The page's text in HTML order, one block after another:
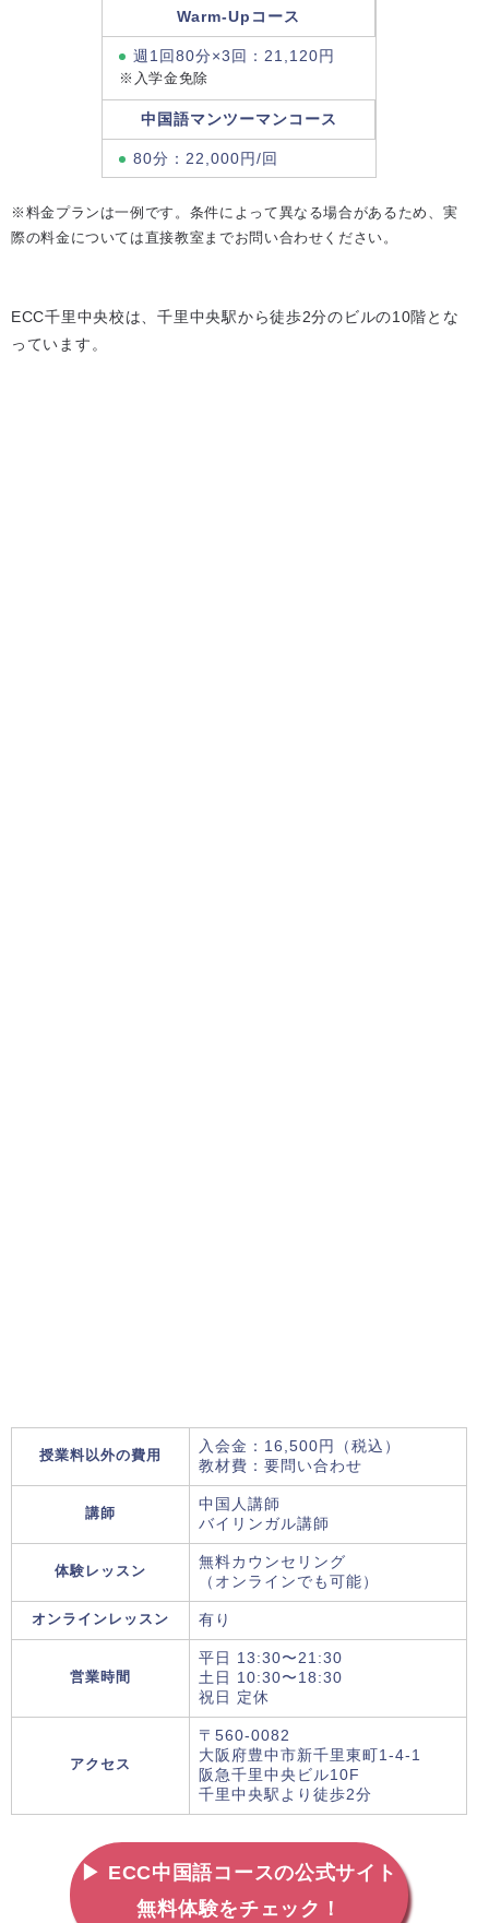
Warm-Upコース
週1回80分×3回：21,120円
※入学金免除
中国語マンツーマンコース
80分：22,000円/回
※料金プランは一例です。条件によって異なる場合があるため、実
際の料金については直接教室までお問い合わせください。
ECC千里中央校は、千里中央駅から徒歩2分のビルの10階とな
っています。
授業料以外の費用
入会金：16,500円（税込）
教材費：要問い合わせ
講師
中国人講師
バイリンガル講師
体験レッスン
無料カウンセリング
（オンラインでも可能）
オンラインレッスン 有り
営業時間
平日 13:30〜21:30
土日 10:30〜18:30
祝日 定休
アクセス
〒560-0082
大阪府豊中市新千里東町1-4-1
阪急千里中央ビル10F
千里中央駅より徒歩2分
▶ ECC中国語コースの公式サイト
無料体験をチェック！